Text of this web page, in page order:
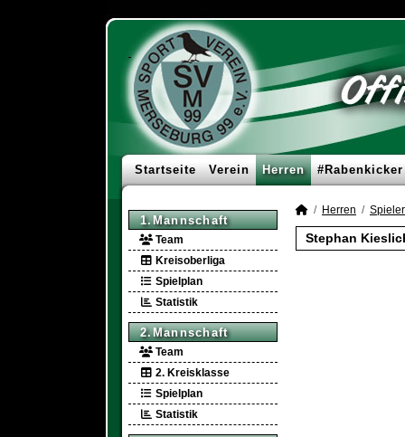
Startseite Verein Herren #Rabenkicker
1.Mannschaft
Team
Kreisoberliga
Spielplan
Statistik
2.Mannschaft
Team
2. Kreisklasse
Spielplan
Statistik
Herren
Stephan